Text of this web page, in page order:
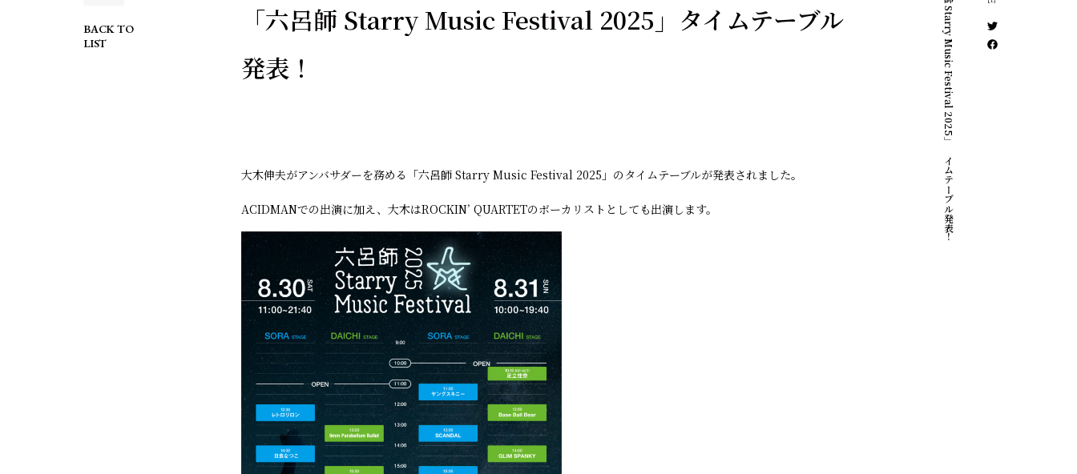
BACK TO
LIST
「六呂師 Starry Music Festival 2025」タイムテーブル
発表！
大木伸夫がアンバサダーを務める「六呂師 Starry Music Festival 2025」のタイムテーブルが発表されました。
ACIDMANでの出演に加え、大木はROCKIN’ QUARTETのボーカリストとしても出演します。 「六呂師 Starry Music Festival 2025」タイムテーブル発表！